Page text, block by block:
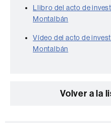
Llibro del acto de
Montalbán
Vídeo del acto de
Montalbán
Volver a la